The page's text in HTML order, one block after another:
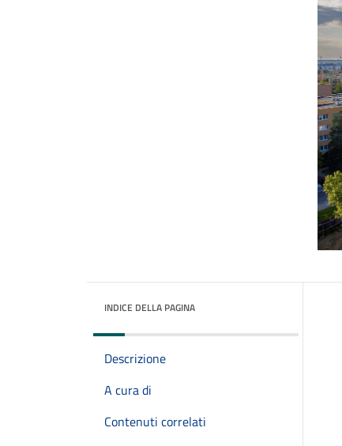
INDICE DELLA PAGINA
Descrizione
A cura di
Contenuti correlati